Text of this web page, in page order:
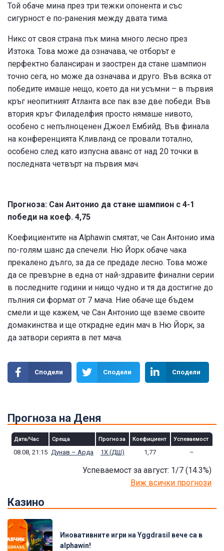
Той обаче мина през три тежки опонента и със
сигурност е по-ранения между двата тима.
Никс от своя страна пък мина много лесно през
Изтока. Това може да означава, че отборът е
перфектно балансиран и заострен да стане шампион
точно сега, но може да означава и друго. Във всяка от
победите имаше нещо, което да ни усъмни – в първия
кръг неопитният Атланта все пак взе две победи. Във
втория кръг Филаделфия просто нямаше нивото,
особено с непълноценен Джоел Ембийд. Във финала
на конференцията Кливланд се провали тотално,
особено след като изпусна аванс от над 20 точки в
последната четвърт на първия мач.
Прогноза: Сан Антонио да стане шампион с 4-1
победи на коеф. 4,75
Коефициентите на Alphawin смятат, че Сан Антонио има
по-голям шанс да спечели. Ню Йорк обаче чака
прекалено дълго, за да се предаде лесно. Това може
да се превърне в една от най-здравите финални серии
в последните години и нищо чудно и тя да достигне до
пълния си формат от 7 мача. Ние обаче ще бъдем
смели и ще кажем, че Сан Антонио ще вземе своите
домакинства и ще открадне един мач в Ню Йорк, за
да затвори серията в пет мача.
Сподели Сподели Сподели
Прогноза на Деня
Дата/Час Среща Прогноза Коефициент Успеваемост
08.08, 21:15 Дунав – Арда 1Х (ДШ) 1,77 –
Успеваемост за август: 1/7 (14.3%)
Виж всички прогнози
Казино
Иновативните игри на Yggdrasil вече са в
alphawin!